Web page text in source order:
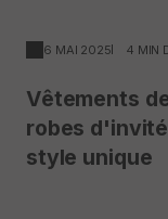
6 MAI 2025 4 MIN
Vêtements
robes
style unique